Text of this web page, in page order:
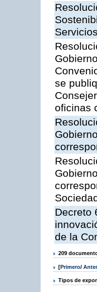
se
oficinas
Decreto
de la
209
[Primero/
Tipos de